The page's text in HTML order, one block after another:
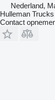
Nederland,
Hulleman
Contact